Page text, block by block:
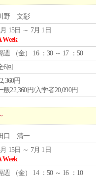
野 文彰
15日 ～ 7月 1日
Week
週 （金） 16 ：30 ～ 17 ：50
6回
円
般22,360円/入学者20,090円
口 清一
15日 ～ 7月 1日
Week
週 （金） 14 ：50 ～ 16 ：10